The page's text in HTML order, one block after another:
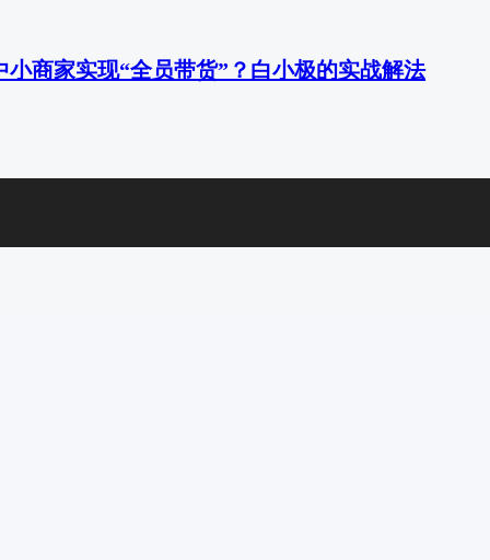
商家实现“全员带货”？白小极的实战解法